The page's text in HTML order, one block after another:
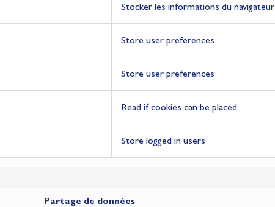
Stocker les informations du navigateur
Store user preferences
Store user preferences
Read if cookies can be placed
Store logged in users
Partage de données